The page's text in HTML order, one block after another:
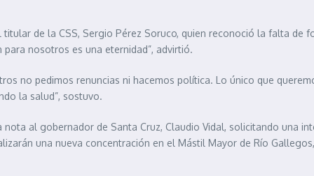
de la CSS, Sergio Pérez Soruco, quien reconoció la falta de
nosotros es una eternidad”, advirtió.
no pedimos renuncias ni hacemos política. Lo único que
la salud”, sostuvo.
al gobernador de Santa Cruz, Claudio Vidal, solicitando una
una nueva concentración en el Mástil Mayor de Río